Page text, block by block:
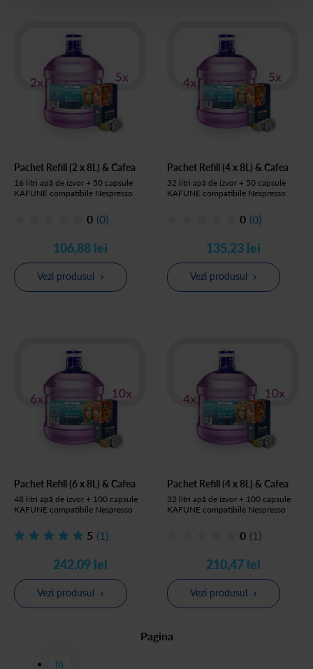
Pachet Refill (2 x 8L) & Cafea
16 litri apă de izvor + 50 capsule
KAFUNE compatibile Nespresso
0 (0)
106,88 lei
Vezi produsul
Pachet Refill (4 x 8L) & Cafea
32 litri apă de izvor + 50 capsule
KAFUNE compatibile Nespresso
0 (0)
135,23 lei
Vezi produsul
Pachet Refill (6 x 8L) & Cafea
48 litri apă de izvor + 100 capsule
KAFUNE compatibile Nespresso
5 (1)
242,09 lei
Vezi produsul
Pachet Refill (4 x 8L) & Cafea
32 litri apă de izvor + 100 capsule
KAFUNE compatibile Nespresso
0 (1)
210,47 lei
Vezi produsul
Pagina
in